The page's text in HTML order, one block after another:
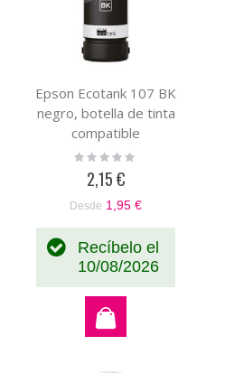
Epson Ecotank 107 BK
negro, botella de tinta
compatible
(C13T09B140)
Rating:
2,15 €
Desde 1,95 €
Recíbelo el
10/08/2026